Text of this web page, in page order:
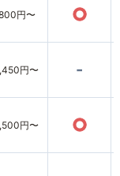
円〜 ○
円〜 -
円〜 ○